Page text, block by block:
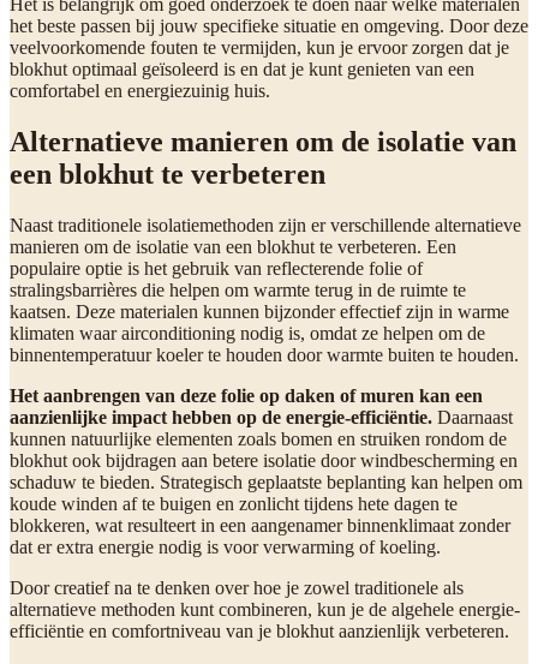
het beste passen bij jouw specifieke situatie en omgeving. Door deze
veelvoorkomende fouten te vermijden, kun je ervoor zorgen dat je
blokhut optimaal geïsoleerd is en dat je kunt genieten van een
comfortabel en energiezuinig huis.
Alternatieve manieren om de isolatie van
een blokhut te verbeteren
Naast traditionele isolatiemethoden zijn er verschillende alternatieve
manieren om de isolatie van een blokhut te verbeteren. Een
populaire optie is het gebruik van reflecterende folie of
stralingsbarrières die helpen om warmte terug in de ruimte te
kaatsen. Deze materialen kunnen bijzonder effectief zijn in warme
klimaten waar airconditioning nodig is, omdat ze helpen om de
binnentemperatuur koeler te houden door warmte buiten te houden.
Het aanbrengen van deze folie op daken of muren kan een
aanzienlijke impact hebben op de energie-efficiëntie. Daarnaast
kunnen natuurlijke elementen zoals bomen en struiken rondom de
blokhut ook bijdragen aan betere isolatie door windbescherming en
schaduw te bieden. Strategisch geplaatste beplanting kan helpen om
koude winden af te buigen en zonlicht tijdens hete dagen te
blokkeren, wat resulteert in een aangenamer binnenklimaat zonder
dat er extra energie nodig is voor verwarming of koeling.
Door creatief na te denken over hoe je zowel traditionele als
alternatieve methoden kunt combineren, kun je de algehele energie-
efficiëntie en comfortniveau van je blokhut aanzienlijk verbeteren.